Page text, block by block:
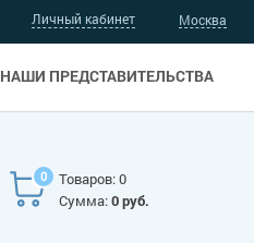
Личный кабинет
НАШИ ПРЕДСТАВИТЕЛЬСТВА
Москва
0
Товаров: 0
Сумма:0 руб.